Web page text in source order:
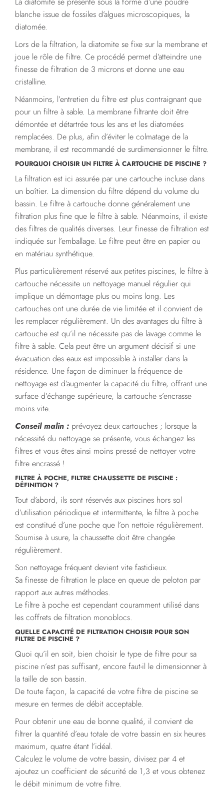
blanche issue de fossiles d’algues microscopiques, la
diatomée.
Lors de la filtration, la diatomite se fixe sur la membrane et
joue le rôle de filtre. Ce procédé permet d’atteindre une
finesse de filtration de 3 microns et donne une eau
cristalline.
Néanmoins, l’entretien du filtre est plus contraignant que
pour un filtre à sable. La membrane filtrante doit être
démontée et détartrée tous les ans et les diatomées
remplacées. De plus, afin d’éviter le colmatage de la
membrane, il est recommandé de surdimensionner le filtre.
POURQUOI CHOISIR UN FILTRE À CARTOUCHE DE PISCINE ?
La filtration est ici assurée par une cartouche incluse dans
un boîtier. La dimension du filtre dépend du volume du
bassin. Le filtre à cartouche donne généralement une
filtration plus fine que le filtre à sable. Néanmoins, il existe
des filtres de qualités diverses. Leur finesse de filtration est
indiquée sur l’emballage. Le filtre peut être en papier ou
en matériau synthétique.
Plus particulièrement réservé aux petites piscines, le filtre à
cartouche nécessite un nettoyage manuel régulier qui
implique un démontage plus ou moins long. Les
cartouches ont une durée de vie limitée et il convient de
les remplacer régulièrement. Un des avantages du filtre à
cartouche est qu’il ne nécessite pas de lavage comme le
filtre à sable. Cela peut être un argument décisif si une
évacuation des eaux est impossible à installer dans la
résidence. Une façon de diminuer la fréquence de
nettoyage est d’augmenter la capacité du filtre, offrant une
surface d’échange supérieure, la cartouche s’encrasse
moins vite.
Conseil malin : prévoyez deux cartouches ; lorsque la
nécessité du nettoyage se présente, vous échangez les
filtres et vous êtes ainsi moins pressé de nettoyer votre
filtre encrassé !
FILTRE À POCHE, FILTRE CHAUSSETTE DE PISCINE :
DÉFINITION ?
Tout d’abord, ils sont réservés aux piscines hors sol
d’utilisation périodique et intermittente, le filtre à poche
est constitué d’une poche que l’on nettoie régulièrement.
Soumise à usure, la chaussette doit être changée
régulièrement.
Son nettoyage fréquent devient vite fastidieux.
Sa finesse de filtration le place en queue de peloton par
rapport aux autres méthodes.
Le filtre à poche est cependant couramment utilisé dans
les coffrets de filtration monoblocs.
QUELLE CAPACITÉ DE FILTRATION CHOISIR POUR SON
FILTRE DE PISCINE ?
Quoi qu’il en soit, bien choisir le type de filtre pour sa
piscine n’est pas suffisant, encore faut-il le dimensionner à
la taille de son bassin.
De toute façon, la capacité de votre filtre de piscine se
mesure en termes de débit acceptable.
Pour obtenir une eau de bonne qualité, il convient de
filtrer la quantité d’eau totale de votre bassin en six heures
maximum, quatre étant l’idéal.
Calculez le volume de votre bassin, divisez par 4 et
ajoutez un coefficient de sécurité de 1,3 et vous obtenez
le débit minimum de votre filtre.